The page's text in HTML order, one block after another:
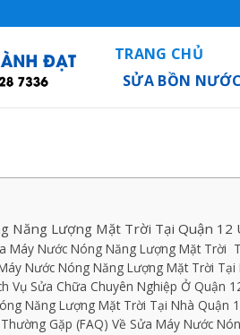
TRANG CHỦ
SỬA BỒN NƯỚC
Năng Lượng Mặt Trời Tại Quận
Máy Nước Nóng Năng Lượng Mặt Trời
Nước Nóng Năng Lượng Mặt Trời Tại
Vụ Sửa Chữa Chuyên Nghiệp Ở Quận
Năng Lượng Mặt Trời Tại Nhà Quận
Gặp (FAQ) Về Sửa Máy Nước